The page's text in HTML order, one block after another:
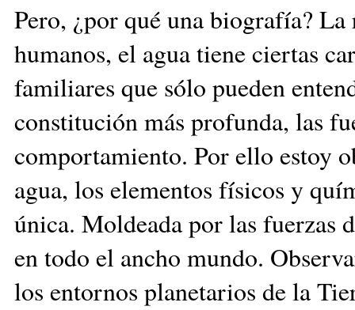
Pero, ¿por qué una biografía? La
humanos, el agua tiene ciertas
familiares que sólo pueden
constitución más profunda, las
comportamiento. Por ello estoy
agua, los elementos físicos y
única. Moldeada por las fuerzas
en todo el ancho mundo.
los entornos planetarios de la